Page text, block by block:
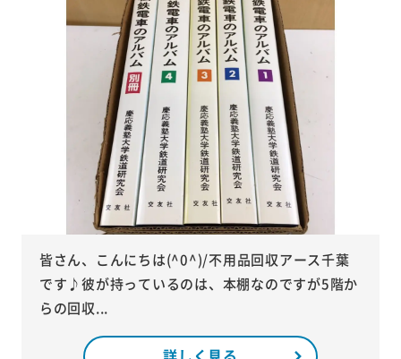
皆さん、こんにちは(^0^)/不用品回収アース千葉
です♪彼が持っているのは、本棚なのですが5階か
らの回収...